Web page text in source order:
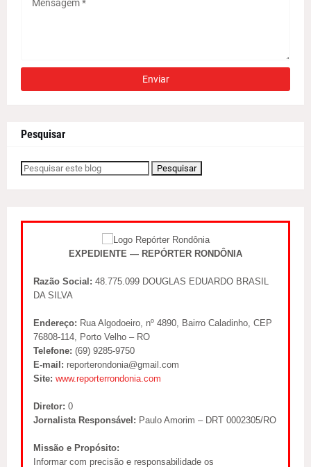
Pesquisar
EXPEDIENTE — REPÓRTER RONDÔNIA
Razão Social: 48.775.099 DOUGLAS EDUARDO BRASIL
DA SILVA
Endereço: Rua Algodoeiro, nº 4890, Bairro Caladinho, CEP
76808-114, Porto Velho – RO
Telefone: (69) 9285-9750
E-mail: reporterondonia@gmail.com
Site: www.reporterrondonia.com
Diretor: 0
Jornalista Responsável: Paulo Amorim – DRT 0002305/RO
Missão e Propósito:
Informar com precisão e responsabilidade os